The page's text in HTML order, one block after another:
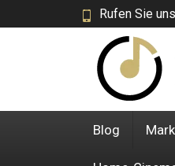
Rufen Sie
Blog